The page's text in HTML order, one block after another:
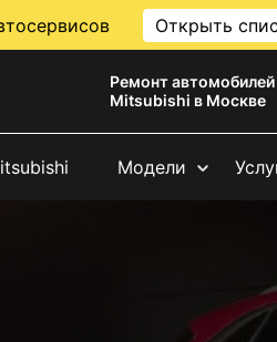
Открыть
Ремонт автомобилей
Mitsubishi в Москве
Модели